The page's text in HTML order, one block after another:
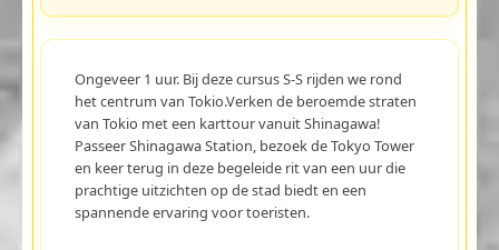
Ongeveer 1 uur. Bij deze cursus S-S rijden we rond
het centrum van Tokio.Verken de beroemde straten
van Tokio met een karttour vanuit Shinagawa!
Passeer Shinagawa Station, bezoek de Tokyo Tower
en keer terug in deze begeleide rit van een uur die
prachtige uitzichten op de stad biedt en een
spannende ervaring voor toeristen.